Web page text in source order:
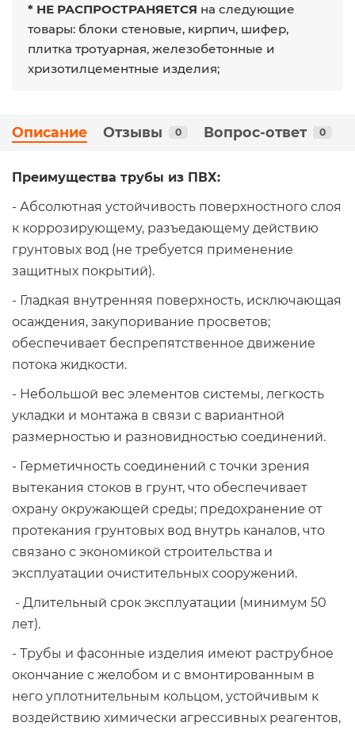
* НЕ РАСПРОСТРАНЯЕТСЯ на следующие
товары: блоки стеновые, кирпич, шифер,
плитка тротуарная, железобетонные и
хризотилцементные изделия;
Описание Отзывы 0 Вопрос-ответ 0
Преимущества трубы из ПВХ:
- Абсолютная устойчивость поверхностного слоя
к коррозирующему, разъедающему действию
грунтовых вод (не требуется применение
защитных покрытий).
- Гладкая внутренняя поверхность, исключающая
осаждения, закупоривание просветов;
обеспечивает беспрепятственное движение
потока жидкости.
- Небольшой вес элементов системы, легкость
укладки и монтажа в связи с вариантной
размерностью и разновидностью соединений.
- Герметичность соединений с точки зрения
вытекания стоков в грунт, что обеспечивает
охрану окружающей среды; предохранение от
протекания грунтовых вод внутрь каналов, что
связано с экономикой строительства и
эксплуатации очистительных сооружений.
- Длительный срок эксплуатации (минимум 50
лет).
- Трубы и фасонные изделия имеют раструбное
окончание с желобом и с вмонтированным в
него уплотнительным кольцом, устойчивым к
воздействию химически агрессивных реагентов,